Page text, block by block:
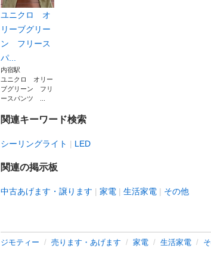
ユニクロ オ
リーブグリー
ン フリース
パ...
内宿駅
ユニクロ オリー
ブグリーン フリ
ースパンツ ...
関連キーワード検索
シーリングライト LED
関連の掲示板
中古あげます・譲ります 家電 生活家電 その他
ジモティー 売ります・あげます 家電 生活家電